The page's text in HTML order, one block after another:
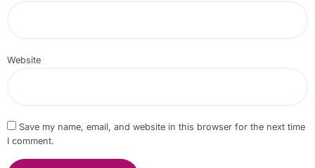
Website
Save my name, email, and website in this browser for the next time
I comment.